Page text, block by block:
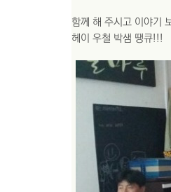
함께 해 주시고 이야기
헤이 우철 박샘 땡큐!!!